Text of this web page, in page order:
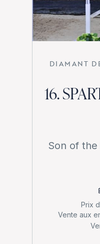
DIAMANT
16.
Son of
Prix
Vente aux